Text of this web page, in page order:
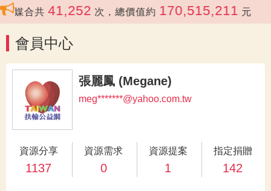
合共 41,252 次，總價值約 170,515,211 元
會員中心
張麗鳳 (Megane)
meg*******@yahoo.com.tw
資源分享
1137
資源需求
0
資源提案
1
指定捐贈
142